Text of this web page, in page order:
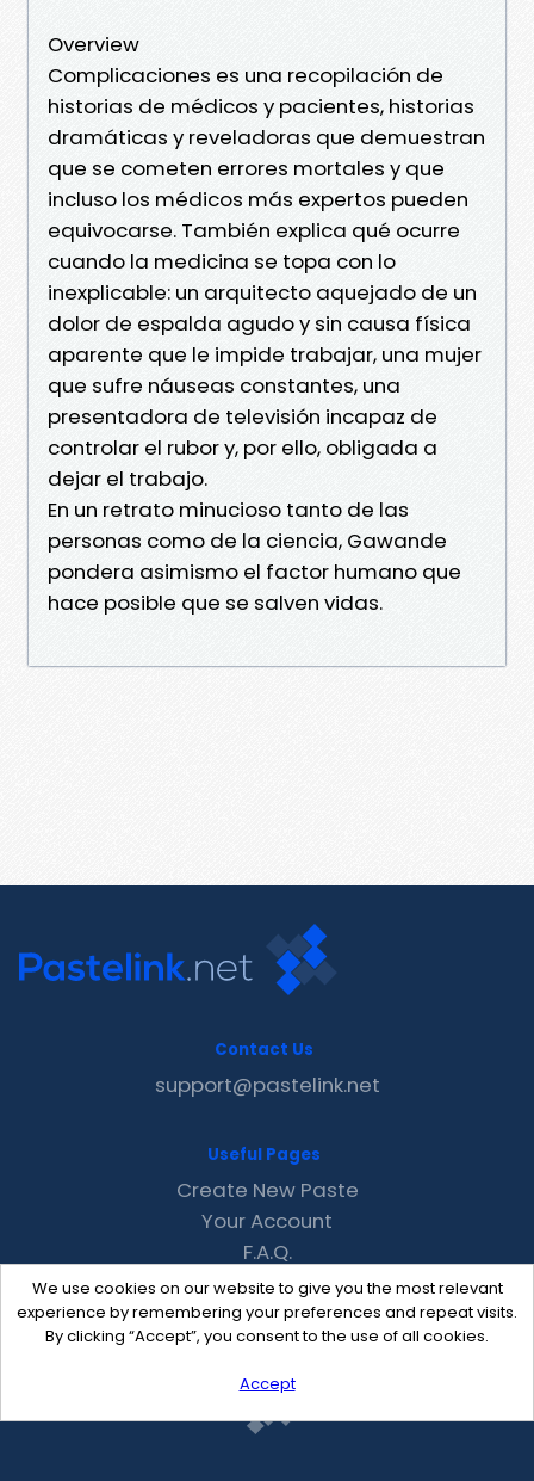
Overview
Complicaciones es una recopilación de
historias de médicos y pacientes, historias
dramáticas y reveladoras que demuestran
que se cometen errores mortales y que
incluso los médicos más expertos pueden
equivocarse. También explica qué ocurre
cuando la medicina se topa con lo
inexplicable: un arquitecto aquejado de un
dolor de espalda agudo y sin causa física
aparente que le impide trabajar, una mujer
que sufre náuseas constantes, una
presentadora de televisión incapaz de
controlar el rubor y, por ello, obligada a
dejar el trabajo.
En un retrato minucioso tanto de las
personas como de la ciencia, Gawande
pondera asimismo el factor humano que
hace posible que se salven vidas.
We use cookies on our website to give you the most relevant
experience by remembering your preferences and repeat visits.
By clicking “Accept”, you consent to the use of all cookies.
Accept
Contact Us
support@pastelink.net
Useful Pages
Create New Paste
Your Account
F.A.Q.
Recent
Contact